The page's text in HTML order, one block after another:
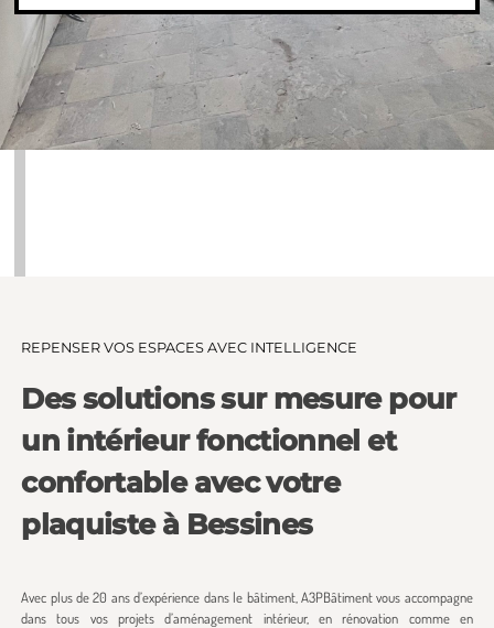
REPENSER VOS ESPACES AVEC INTELLIGENCE
Des solutions sur mesure pour
un intérieur fonctionnel et
confortable avec votre
plaquiste à Bessines
Avec plus de 20 ans d’expérience dans le bâtiment, A3PBâtiment vous accompagne
dans tous vos projets d’aménagement intérieur, en rénovation comme en